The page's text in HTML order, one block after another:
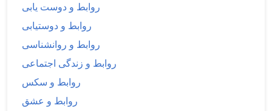
روابط و دوست یابی
روابط و دوستیابی
روابط و روانشناسی
روابط و زندگی اجتماعی
روابط و سکس
روابط و عشق